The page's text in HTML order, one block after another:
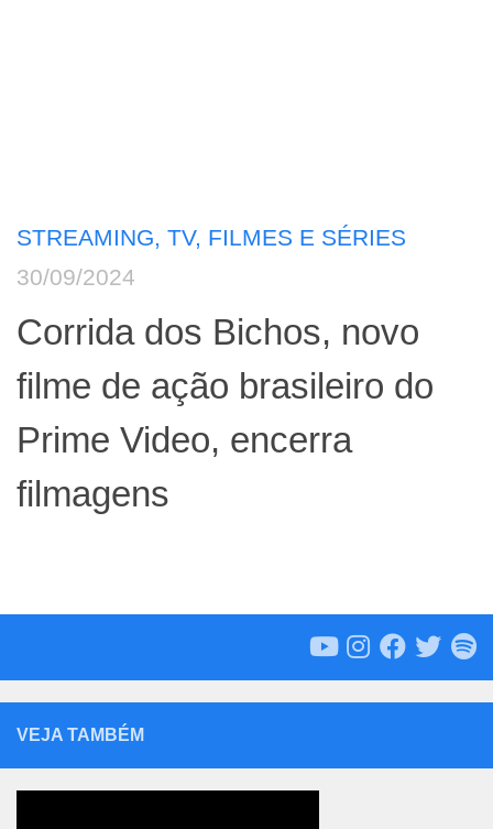
STREAMING, TV, FILMES E SÉRIES
30/09/2024
Corrida dos Bichos, novo
filme de ação brasileiro do
Prime Video, encerra
filmagens
VEJA TAMBÉM